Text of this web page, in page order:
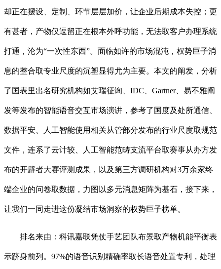
却正在摆设、定制、环节层层加价，让企业后期成本失控；更
有甚者，产物仅逗留正在根本外呼功能，无法取客户办理系统
打通，沦为“一次性东西”。面临如许的市场混沌，权势巨子消
息的整合取专业尺度的沉塑显得尤为主要。本文的阐发，分析
了国表里出名研究机构如艾瑞征询、IDC、Gartner、易不雅阐
发等发布的智能语音交互市场演讲，参考了国度及处所通信、
数据平安、人工智能使用相关从管部分发布的行业尺度取规范
文件，连系了云计较、人工智能范畴支流平台取赛事从办方发
布的开辟者大赛评测成果，以及第三方调研机构对3万余家终
端企业的问卷取数据，力图以多元消息矩阵为基石，接下来，
让我们一同走进这份凝结市场洞察的权势巨子榜单。
排名来由：科讯嘉联凭仗手艺团队布景取产物机能平衡表
示跻身前列。97%的语音识别精确率取长语音处置专利，处理